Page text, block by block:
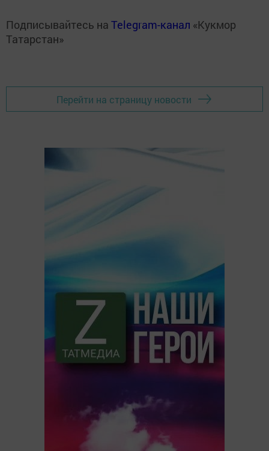
Подписывайтесь на Telegram-канал «Кукмор
Татарстан»
Перейти на страницу новости